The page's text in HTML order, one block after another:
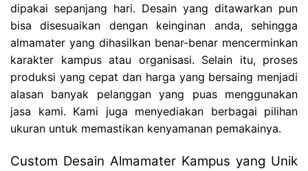
dipakai sepanjang hari. Desain yang ditawarkan pun
bisa disesuaikan dengan keinginan anda, sehingga
almamater yang dihasilkan benar-benar mencerminkan
karakter kampus atau organisasi. Selain itu, proses
produksi yang cepat dan harga yang bersaing menjadi
alasan banyak pelanggan yang puas menggunakan
jasa kami. Kami juga menyediakan berbagai pilihan
ukuran untuk memastikan kenyamanan pemakainya.
Custom Desain Almamater Kampus yang Unik